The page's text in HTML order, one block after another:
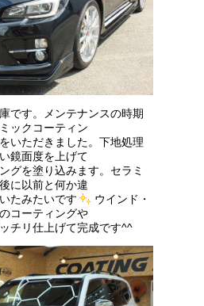
です。メンテナンスの時期
ックコーティン
いただきました。下地処理
鏡面度を上げて
グを塗り込みます。セラミ
に以前と何か違
たみたいです
ウインド・
コーティングや
チリ仕上げて完成です^^